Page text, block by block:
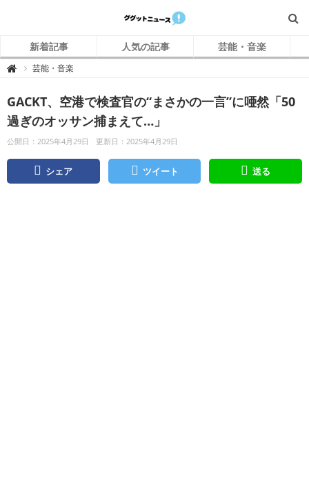
新着記事 人気の記事 芸能・音楽
 グ
ニ
ュ
ー
ス
芸能・音楽
GACKT、空港で検査官の“まさかの一言”に唖然「50
過ぎのオッサン捕まえて…」
公開日：2025年4月29日 更新日：2025年4月29日
シェア ツイート 送る